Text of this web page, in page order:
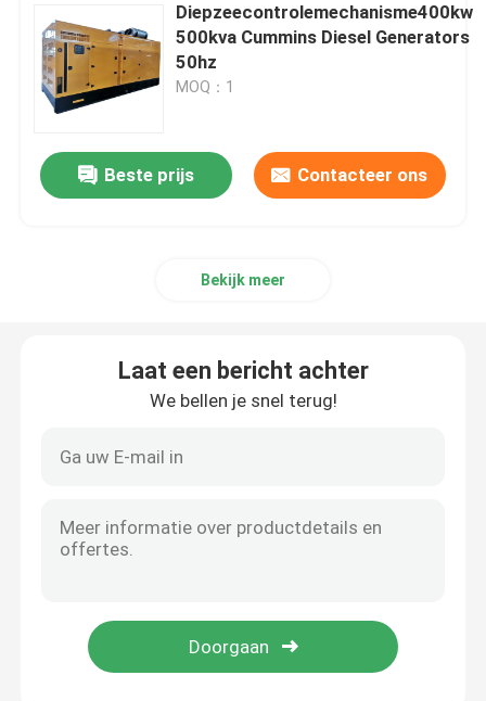
Diepzeecontrolemechanisme400kw
500kva Cummins Diesel Generators
50hz
MOQ：1
Beste prijs Contacteer ons
Bekijk meer
Laat een bericht achter
We bellen je snel terug!